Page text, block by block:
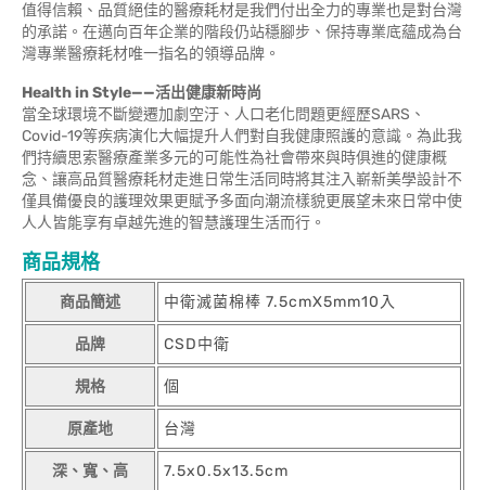
值得信賴、品質絕佳的醫療耗材是我們付出全力的專業也是對台灣
的承諾。在邁向百年企業的階段仍站穩腳步、保持專業底蘊成為台
灣專業醫療耗材唯一指名的領導品牌。
Health in Style——活出健康新時尚
當全球環境不斷變遷加劇空汙、人口老化問題更經歷SARS、
Covid-19等疾病演化大幅提升人們對自我健康照護的意識。為此我
們持續思索醫療產業多元的可能性為社會帶來與時俱進的健康概
念、讓高品質醫療耗材走進日常生活同時將其注入嶄新美學設計不
僅具備優良的護理效果更賦予多面向潮流樣貌更展望未來日常中使
人人皆能享有卓越先進的智慧護理生活而行。
商品規格
商品簡述 中衛滅菌棉棒 7.5cmX5mm10入
品牌 CSD中衛
規格 個
原產地 台灣
深、寬、高 7.5x0.5x13.5cm